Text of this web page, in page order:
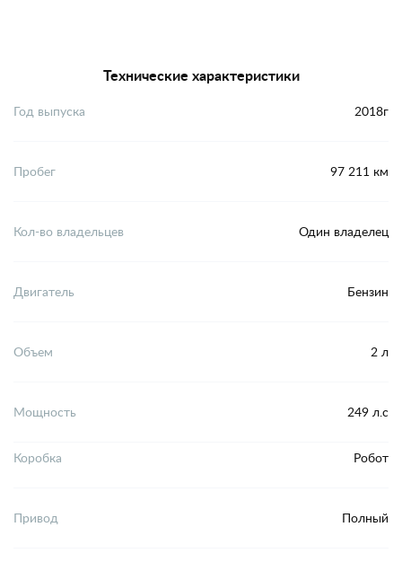
Технические характеристики
Год выпуска 2018г
Пробег 97 211 км
Кол-во владельцев Один владелец
Двигатель Бензин
Объем 2 л
Мощность 249 л.с
Коробка Робот
Привод Полный